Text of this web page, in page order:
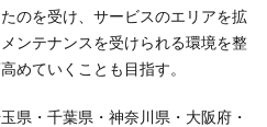
のを受け、サービスのエリアを拡
ンテナンスを受けられる環境を整
めていくことも目指す。
県・千葉県・神奈川県・大阪府・